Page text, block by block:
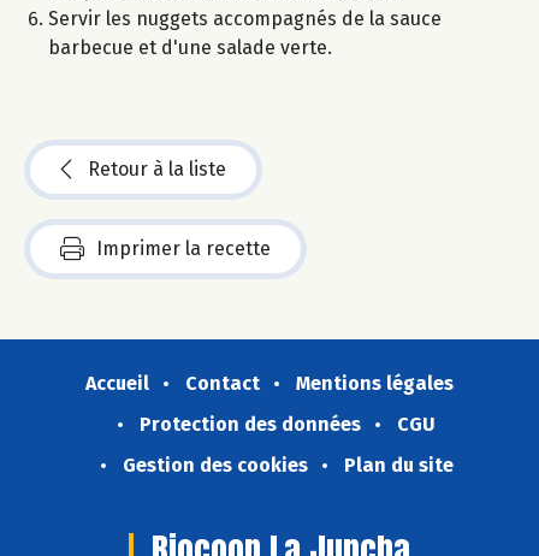
Servir les nuggets accompagnés de la sauce
barbecue et d'une salade verte.
Retour à la liste
Imprimer la recette
Accueil Contact
Mentions légales
Protection des données
CGU
Gestion des cookies
Plan du site